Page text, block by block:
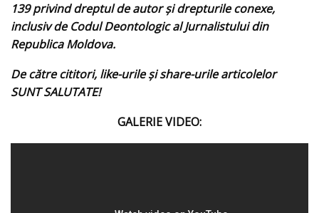
139 privind dreptul de autor și drepturile conexe,
inclusiv de Codul Deontologic al Jurnalistului din
Republica Moldova.
De către cititori, like-urile şi share-urile articolelor
SUNT SALUTATE!
GALERIE VIDEO: